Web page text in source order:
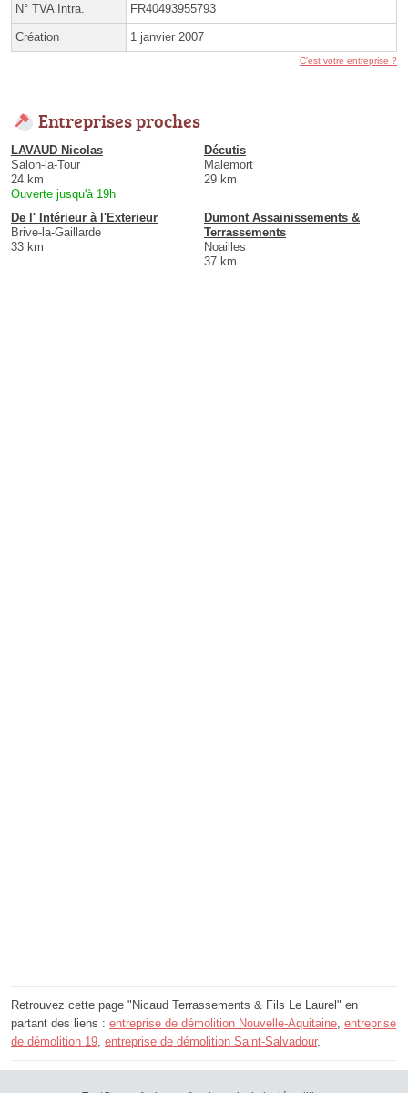
N° TVA Intra. FR40493955793
Création 1 janvier 2007
C'est votre entreprise ?
Entreprises proches
LAVAUD Nicolas
Salon-la-Tour
24 km
Ouverte jusqu'à 19h
Décutis
Malemort
29 km
De l' Intérieur à l'Exterieur
Brive-la-Gaillarde
33 km
Dumont Assainissements &
Terrassements
Noailles
37 km
Retrouvez cette page "Nicaud Terrassements & Fils Le Laurel" en
partant des liens : entreprise de démolition Nouvelle-Aquitaine entreprise
de démolition 19 entreprise de démolition Saint-Salvadour.